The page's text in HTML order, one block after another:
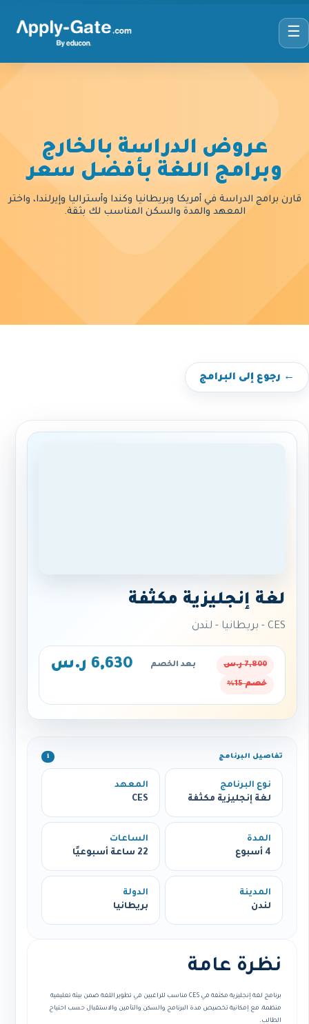
☰
عروض الدراسة بالخارج
وبرامج اللغة بأفضل سعر
قارن برامج الدراسة في أمريكا وبريطانيا وكندا وأستراليا وإيرلندا، واختر
المعهد والمدة والسكن المناسب لك بثقة.
← رجوع إلى البرامج
لغة إنجليزية مكثفة
CES - بريطانيا - لندن
7,800 ر.س بعد الخصم 6,630 ر.س
خصم 15%
تفاصيل البرنامج ℹ️
نوع البرنامج
لغة إنجليزية مكثفة
المعهد
CES
المدة
4 أسبوع
الساعات
22 ساعة أسبوعيًا
المدينة
لندن
الدولة
بريطانيا
نظرة عامة
برنامج لغة إنجليزية مكثفة في CES مناسب للراغبين في تطوير اللغة ضمن بيئة تعليمية
منظمة، مع إمكانية تخصيص مدة البرنامج والسكن والتأمين والاستقبال حسب احتياج
الطالب.